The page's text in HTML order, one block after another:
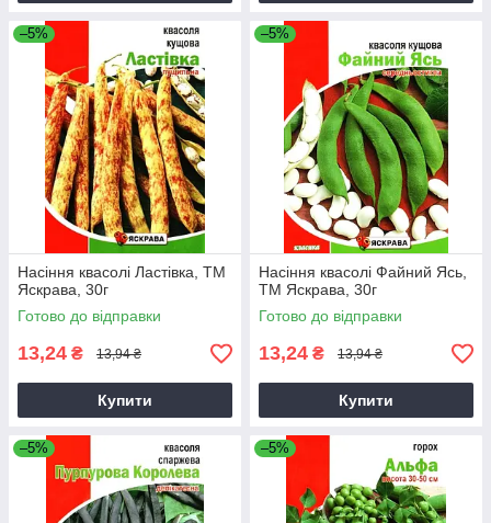
–5%
Насіння квасолі Ластівка, ТМ
Яскрава, 30г
Готово до відправки
13,24 ₴ 13,94 ₴
Купити
–5%
Насіння квасолі Файний Ясь,
ТМ Яскрава, 30г
Готово до відправки
13,24 ₴ 13,94 ₴
Купити
–5% –5%